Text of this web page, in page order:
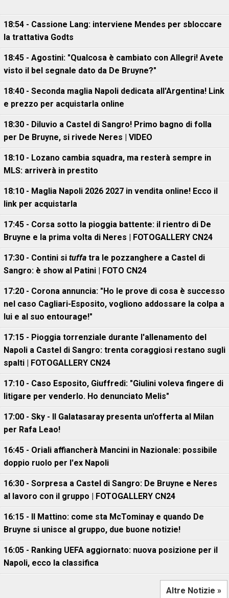
18:54 - Cassione Lang: interviene Mendes per sbloccare
la trattativa Godts
18:45 - Agostini: "Qualcosa è cambiato con Allegri! Avete
visto il bel segnale dato da De Bruyne?"
18:40 - Seconda maglia Napoli dedicata all'Argentina! Link
e prezzo per acquistarla online
18:30 - Diluvio a Castel di Sangro! Primo bagno di folla
per De Bruyne, si rivede Neres | VIDEO
18:10 - Lozano cambia squadra, ma resterà sempre in
MLS: arriverà in prestito
18:10 - Maglia Napoli 2026 2027 in vendita online! Ecco il
link per acquistarla
17:45 - Corsa sotto la pioggia battente: il rientro di De
Bruyne e la prima volta di Neres | FOTOGALLERY CN24
17:30 - Contini si tuffa tra le pozzanghere a Castel di
Sangro: è show al Patini | FOTO CN24
17:20 - Corona annuncia: "Ho le prove di cosa è successo
nel caso Cagliari-Esposito, vogliono addossare la colpa a
lui e al suo entourage!"
17:15 - Pioggia torrenziale durante l'allenamento del
Napoli a Castel di Sangro: trenta coraggiosi restano sugli
spalti | FOTOGALLERY CN24
17:10 - Caso Esposito, Giuffredi: "Giulini voleva fingere di
litigare per venderlo. Ho denunciato Melis"
17:00 - Sky - Il Galatasaray presenta un'offerta al Milan
per Rafa Leao!
16:45 - Oriali affiancherà Mancini in Nazionale: possibile
doppio ruolo per l'ex Napoli
16:30 - Sorpresa a Castel di Sangro: De Bruyne e Neres
al lavoro con il gruppo | FOTOGALLERY CN24
16:15 - Il Mattino: come sta McTominay e quando De
Bruyne si unisce al gruppo, due buone notizie!
16:05 - Ranking UEFA aggiornato: nuova posizione per il
Napoli, ecco la classifica
Altre Notizie »